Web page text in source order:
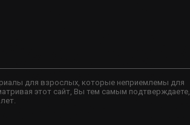
для взрослых, которые неприемлемы для
этот сайт, Вы тем самым подтверждаете,